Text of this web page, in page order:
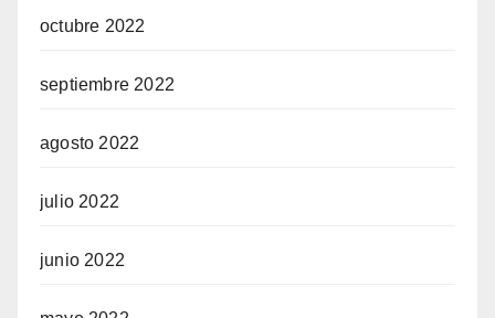
octubre 2022
septiembre 2022
agosto 2022
julio 2022
junio 2022